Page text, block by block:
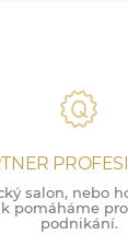
salon, nebo
pomáháme
podnikání.